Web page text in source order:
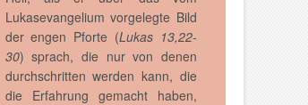
Lukasevangelium vorgelegte Bild
der engen Pforte (Lukas 13,22-
30) sprach, die nur von denen
durchschritten werden kann, die
die Erfahrung gemacht haben,